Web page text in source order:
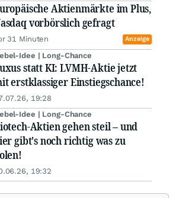
Aktienmärkte im Plus,
vorbörslich gefragt
31 Minuten Anzeige
Idee | Long-Chance
statt KI: LVMH-Aktie jetzt
erstklassiger Einstiegschance!
19:28
Idee | Long-Chance
Aktien gehen steil – und
gibt's noch richtig was zu
19:32